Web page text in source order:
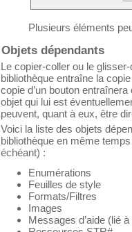
Plusieurs éléments
Objets dépendants
Le copier-coller ou le
bibliothèque entraîne la
copie d’un bouton
objet qui lui est
peuvent, quant à eux, être
Voici la liste des objets
bibliothèque en même
échéant) :
Enumérations
Feuilles de style
Formats/Filtres
Images
Messages d’aide (lié